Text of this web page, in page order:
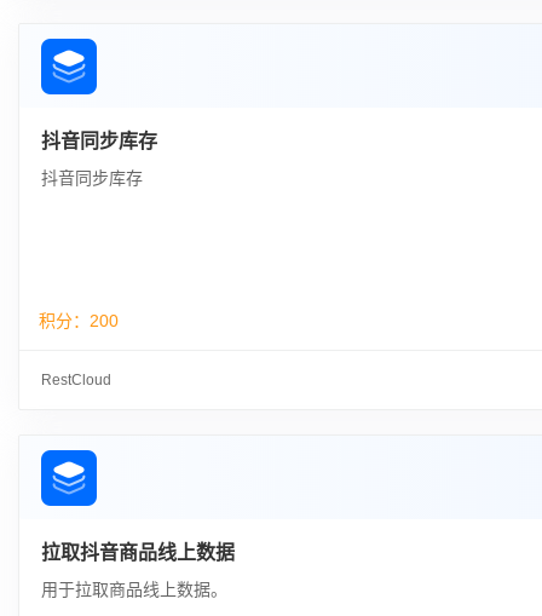
抖音同步库存
抖音同步库存
积分： 200
RestCloud
拉取抖音商品线上数据
用于拉取商品线上数据。